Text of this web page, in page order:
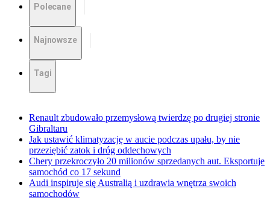
Polecane
Najnowsze
Tagi
Renault zbudowało przemysłową twierdzę po drugiej stronie
Gibraltaru
Jak ustawić klimatyzację w aucie podczas upału, by nie
przeziębić zatok i dróg oddechowych
Chery przekroczyło 20 milionów sprzedanych aut. Eksportuje
samochód co 17 sekund
Audi inspiruje się Australią i uzdrawia wnętrza swoich
samochodów